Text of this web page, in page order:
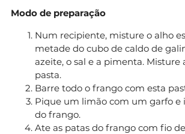
Modo de preparação
Num recipiente, misture o alho
metade do cubo de caldo de
azeite, o sal e a pimenta.
pasta.
Barre todo o frango com esta
Pique um limão com um garfo e
do frango.
Ate as patas do frango com fio